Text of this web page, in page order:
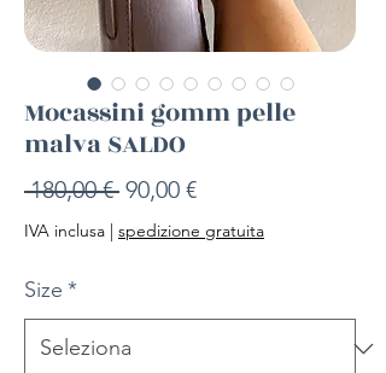
Mocassini gomm pelle
malva SALDO
180,00 € Prezzo
regolare
90,00 €Prezzo
scontato
IVA inclusa | spedizione gratuita
Size *